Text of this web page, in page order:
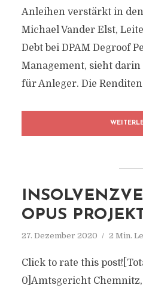
Anleihen verstärkt in
Michael Vander Elst,
Debt bei DPAM Degroof
Management, sieht
für Anleger. Die Renditen
OPUS
27. Dezember 2020 2 Min.
Click to rate this
0]Amtsgericht